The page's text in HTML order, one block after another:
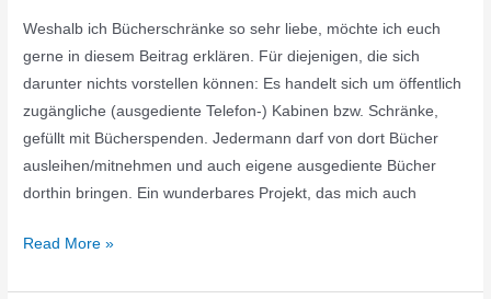
Weshalb ich Bücherschränke so sehr liebe, möchte ich euch
gerne in diesem Beitrag erklären. Für diejenigen, die sich
darunter nichts vorstellen können: Es handelt sich um öffentlich
zugängliche (ausgediente Telefon-) Kabinen bzw. Schränke,
gefüllt mit Bücherspenden. Jedermann darf von dort Bücher
ausleihen/mitnehmen und auch eigene ausgediente Bücher
dorthin bringen. Ein wunderbares Projekt, das mich auch
Bücherschrank
Read More »